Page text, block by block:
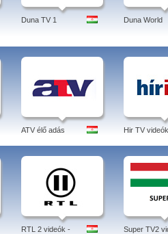
Duna TV 1 Duna World
ATV élő adás Hir TV videók
RTL 2 videók -
Super TV2